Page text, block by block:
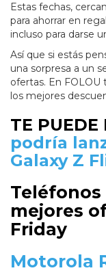
Estas fechas,
para ahorrar en
incluso para darse
Así que si estás
una sorpresa a un
ofertas. En
los mejores
TE PUEDE
podría
Galaxy Z
mejores
Friday
Motorola